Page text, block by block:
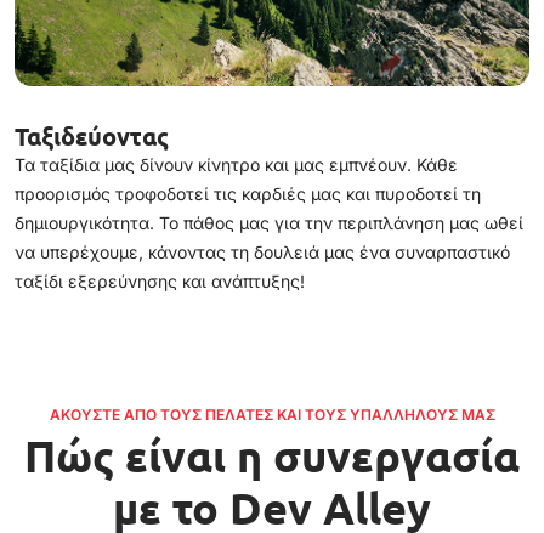
Ταξιδεύοντας
Τα ταξίδια μας δίνουν κίνητρο και μας εμπνέουν. Κάθε
προορισμός τροφοδοτεί τις καρδιές μας και πυροδοτεί τη
δημιουργικότητα. Το πάθος μας για την περιπλάνηση μας ωθεί
να υπερέχουμε, κάνοντας τη δουλειά μας ένα συναρπαστικό
ταξίδι εξερεύνησης και ανάπτυξης!
ΑΚΟΎΣΤΕ ΑΠΌ ΤΟΥΣ ΠΕΛΆΤΕΣ ΚΑΙ ΤΟΥΣ ΥΠΑΛΛΉΛΟΥΣ ΜΑΣ
Πώς είναι η συνεργασία
με το Dev Alley